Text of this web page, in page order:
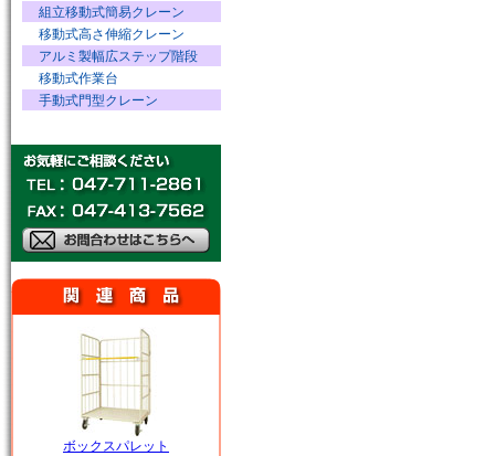
組立移動式簡易クレーン
移動式高さ伸縮クレーン
アルミ製幅広ステップ階段
移動式作業台
手動式門型クレーン
ボックスパレット